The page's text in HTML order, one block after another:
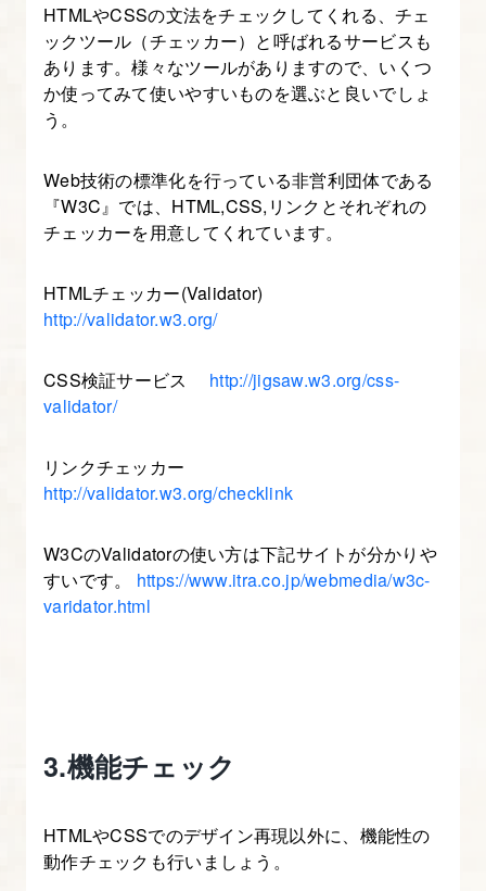
HTMLやCSSの文法をチェックしてくれる、チェ
ックツール（チェッカー）と呼ばれるサービスも
あります。様々なツールがありますので、いくつ
か使ってみて使いやすいものを選ぶと良いでしょ
う。
Web技術の標準化を行っている非営利団体である
『W3C』では、HTML,CSS,リンクとそれぞれの
チェッカーを用意してくれています。
HTMLチェッカー(Validator)
http://validator.w3.org/
CSS検証サービス http://jigsaw.w3.org/css-
validator/
リンクチェッカー
http://validator.w3.org/checklink
W3CのValidatorの使い方は下記サイトが分かりや
すいです。 https://www.itra.co.jp/webmedia/w3c-
varidator.html
3.機能チェック
HTMLやCSSでのデザイン再現以外に、機能性の
動作チェックも行いましょう。